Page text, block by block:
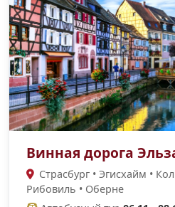
Винная дорога
Страсбург • Эгисхайм •
Рибовиль • Оберне